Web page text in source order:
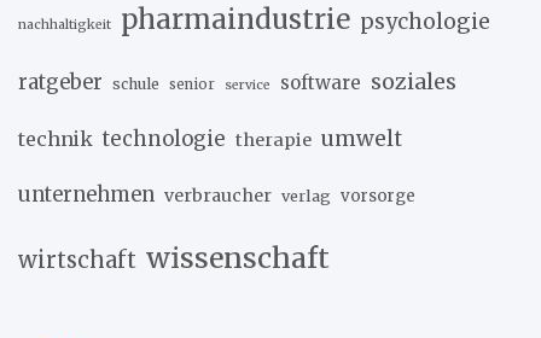
nachhaltigkeit pharmaindustrie psychologie
ratgeber schule senior service software soziales
technik technologie therapie umwelt
unternehmen verbraucher verlag vorsorge
wirtschaft wissenschaft